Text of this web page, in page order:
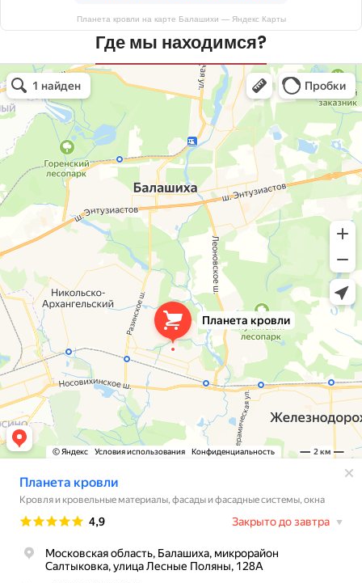
Планета кровли на карте Балашихи — Яндекс Карты
Где мы находимся?
Планета кровли
Кровля и кровельные материалы в Балашихе
Окна в Балашихе